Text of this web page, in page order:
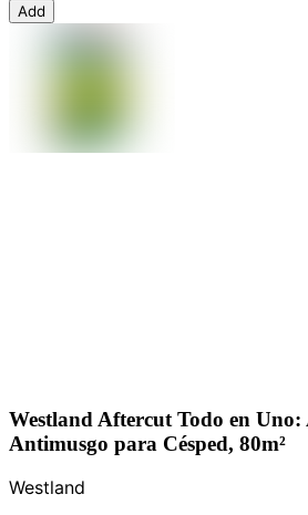
Add
Westland Aftercut Todo en
Antimusgo para Césped, 80m²
Westland